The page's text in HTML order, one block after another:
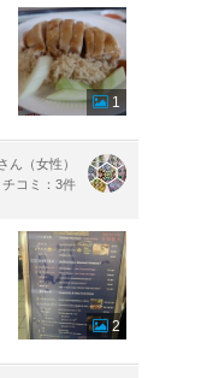
1
ん（女性）
コミ：3件
2